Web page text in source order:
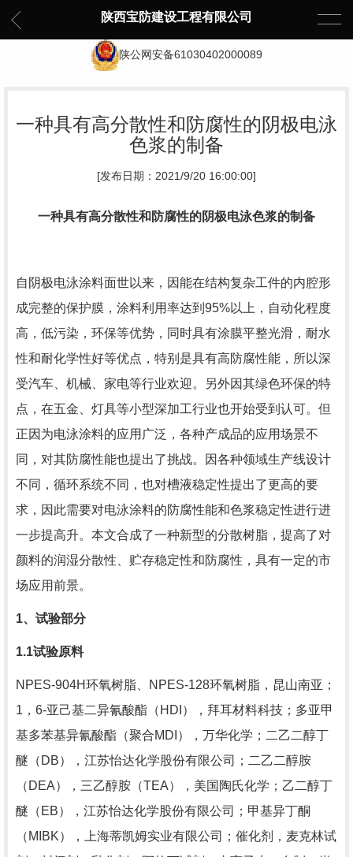
陕西宝防建设工程有限公司
陕公网安备61030402000089
一种具有高分散性和防腐性的阴极电泳
色浆的制备
[发布日期：2021/9/20 16:00:00]
一种具有高分散性和防腐性的阴极电泳色浆的制备
自阴极电泳涂料面世以来，因能在结构复杂工件的内腔形
成完整的保护膜，涂料利用率达到 95%以上，自动化程度
高，低污染，环保等优势，同时具有涂膜平整光滑，耐水
性和耐化学性好等优点，特别是具有高防腐性能，所以深
受汽车、机械、家电等行业欢迎。另外因其绿色环保的特
点，在五金、灯具等小型深加工行业也开始受到认可。但
正因为电泳涂料的应用广泛，各种产成品的应用场景不
同，对其防腐性能也提出了挑战。因各种领域生产线设计
不同，循环系统不同，也对槽液稳定性提出了更高的要
求，因此需要对电泳涂料的防腐性能和色浆稳定性进行进
一步提高升。本文合成了一种新型的分散树脂，提高了对
颜料的润湿分散性、贮存稳定性和防腐性，具有一定的市
场应用前景。
1、试验部分
1.1试验原料
NPES-904H环氧树脂、 NPES-128环氧树脂，昆山南亚；
1 ， 6-亚己基二异氰酸酯（ HDI ），拜耳材料科技；多亚甲
基多苯基异氰酸酯（聚合MDI ），万华化学；二乙二醇丁
醚（ DB），江苏怡达化学股份有限公司；二乙二醇胺
（ DEA），三乙醇胺（TEA），美国陶氏化学；乙二醇丁
醚（ EB），江苏怡达化学股份有限公司；甲基异丁酮
（ MIBK），上海蒂凯姆实业有限公司；催化剂，麦克林试